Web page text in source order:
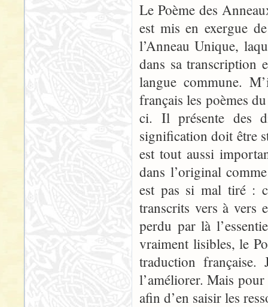
Le Poème des
est mis en exergue
l’Anneau Unique,
dans sa transcription
langue commune.
français les poèmes
ci. Il présente des
signification doit être
est tout aussi
dans l’original
est pas si mal tiré :
transcrits vers à vers
perdu par là
vraiment lisibles, le
traduction française.
l’améliorer. Mais
afin d’en saisir les